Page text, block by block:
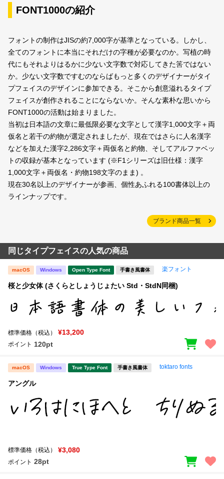
FONT1000の紹介
フォントの制作はJISの約7,000字が基準となっている。しかし、
全てのフォントに本当にそれだけの字種が必要なのか。写植の時
代にもそれよりはるかに少ない文字数で対応してきた筈ではない
か。少ない文字数ですむのならばもっと多くのデザイナーがタイ
プフェイスのデザインに参加できる。そこから創意溢れるタイプ
フェイスが創作されることにならないか。そんな素朴な思いから
FONT1000の活動は始まりました。
当初は日本語の文章に最低限必要な文字として漢字1,000文字＋両
仮名と若干の約物が選定されましたが、現在ではさらに人名漢字
などを加えた漢字2,286文字＋両仮名と約物、そしてアルファベッ
トの収録が基本となっています (※F1シリーズは旧仕様：漢字
1,000文字＋両仮名・約物198文字のまま) 。
現在30名以上のデザイナーが参画、個性あふれる100書体以上の
ラインナップです。
ブランド商品一覧
同じタイプフェイスの人気の商品
macOS Windows Open Type Font 手書き風書体 楽フォント
桜と少女体 (さくらとしょうじょたい Std・StdN同梱)
標準価格（税込） ¥13,200
ポイント 120pt
macOS Windows True Type Font 手書き風書体 toktaro fonts
アングル
標準価格（税込） ¥3,080
ポイント 28pt